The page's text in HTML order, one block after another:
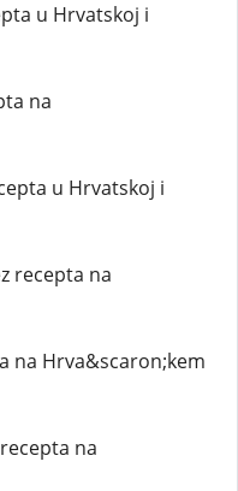
u Hrvatskoj i
na
u Hrvatskoj i
recepta na
na Hrva&scaron;kem
na